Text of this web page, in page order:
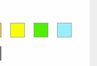
OpacoOpacoOpacoOpaco
Scuro